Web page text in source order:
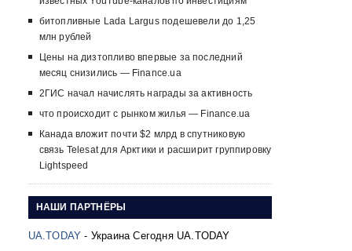
битопливные Lada Largus подешевели до 1,25
млн рублей
Цены на дизтопливо впервые за последний
месяц снизились — Finance.ua
2ГИС начал начислять награды за активность
что происходит с рынком жилья — Finance.ua
Канада вложит почти $2 млрд в спутниковую
связь Telesat для Арктики и расширит группировку
Lightspeed
НАШИ ПАРТНЁРЫ
UA.TODAY - Украина Сегодня UA.TODAY